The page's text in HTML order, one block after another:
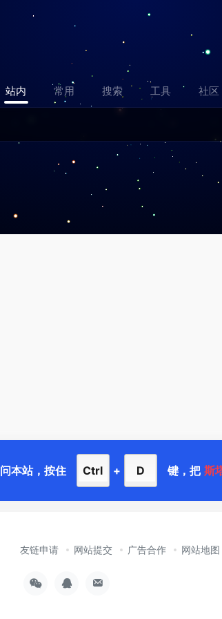
站内 常用 搜索 工具 社区
本站，按住 Ctrl + D 键，把 斯
友链申请 网站提交 广告合作 网站地图